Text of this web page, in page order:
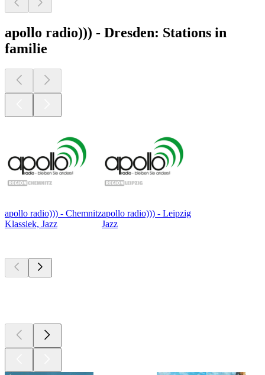
apollo radio))) - Dresden: Stations in
familie
apollo radio))) - Chemnitz
Klassiek, Jazz
apollo radio))) - Leipzig
Jazz